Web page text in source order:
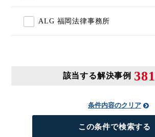
ALG 福岡法律事務所
該当する解決事例 381
条件内容のクリア
この条件で検索する